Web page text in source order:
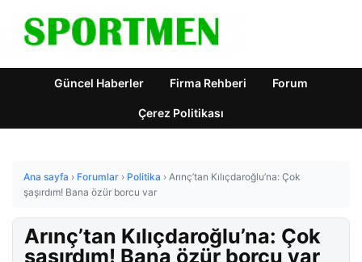
Güncel Haberler Firma Rehberi Forum
Çerez Politikası
Ana sayfa › Forumlar › Politika › Arınç’tan Kılıçdaroğlu’na: Çok
şaşırdım! Bana özür borcu var
Arınç’tan Kılıçdaroğlu’na: Çok
şaşırdım! Bana özür borcu var